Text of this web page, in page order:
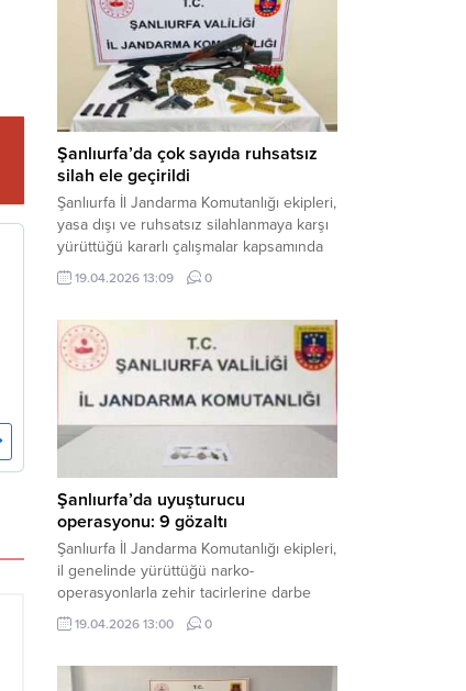
gerçekleştirilen “Küresel Vicdan,
İnsaniyet ve Demokrasi” başlıklı panel,
hürriyet, adalet ve hukuk vurgularıyla
yoğun katılıma sahne oldu. Haber
Merkezi – Bediüzzaman Eğitim Kültür ve
Sanat...
Şanlıurfa’da çok sayıda ruhsatsız
silah ele geçirildi
Şanlıurfa İl Jandarma Komutanlığı ekipleri,
yasa dışı ve ruhsatsız silahlanmaya karşı
yürüttüğü kararlı çalışmalar kapsamında
Bozova ilçesinde bir ikamete operasyon
düzenledi. Yapılan aramada çok sayıda
mühimmat ele geçirildi. Haber Merkezi –
Şanlıurfa Valiliği İl Basın ve Halkla İlişkiler
Müdürlüğü tarafından yapılan açıklamaya
göre; 17 Nisan...
19.04.2026 13:09 0
Şanlıurfa’da uyuşturucu
operasyonu: 9 gözaltı
Şanlıurfa İl Jandarma Komutanlığı ekipleri,
il genelinde yürüttüğü narko-
operasyonlarla zehir tacirlerine darbe
indirdi. Üç ilçede eş zamanlı
gerçekleştirilen faaliyetlerde çeşitli
şüpheli hakkında adli işlem başlatıldı.
19.04.2026 13:00 0